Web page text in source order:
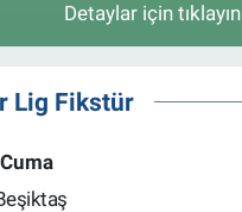
Detaylar için tıklayın
Lig Fikstür